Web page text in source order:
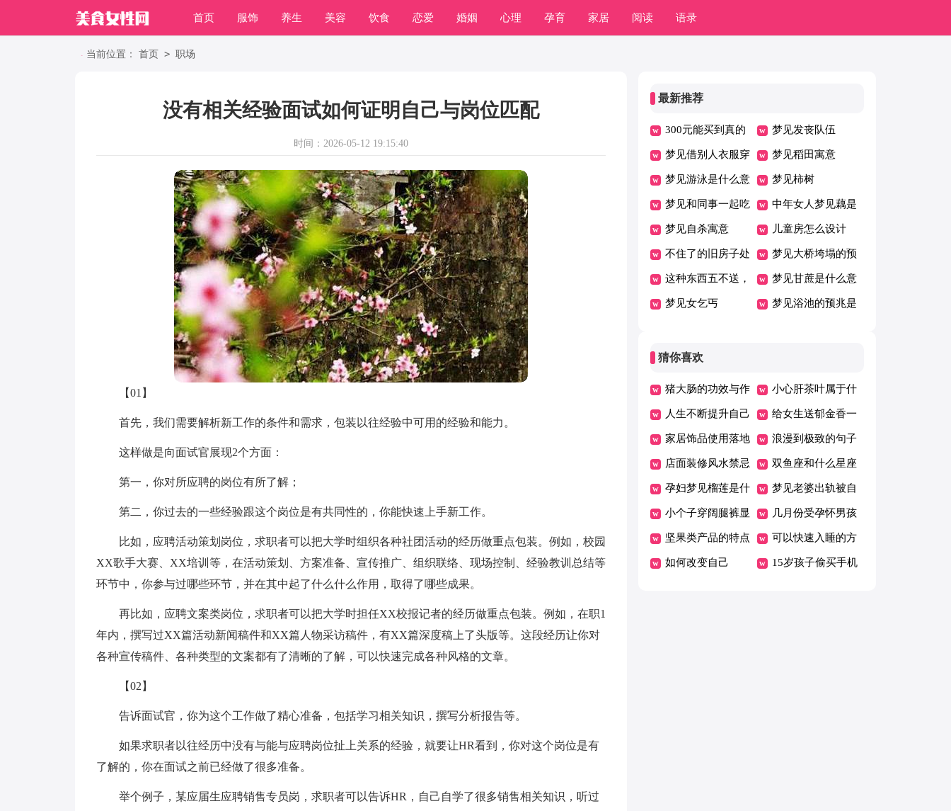
首页 服饰 养生 美容 饮食 恋爱 婚姻 心理 孕育 家居 阅读 语录
职场
当前位置： 首页 > 职场
没有相关经验面试如何证明自己与岗位匹配
时间：2026-05-12 19:15:40
【01】
首先，我们需要解析新工作的条件和需求，包装以往经验中可用的经验和能力。
这样做是向面试官展现2个方面：
第一，你对所应聘的岗位有所了解；
第二，你过去的一些经验跟这个岗位是有共同性的，你能快速上手新工作。
比如，应聘活动策划岗位，求职者可以把大学时组织各种社团活动的经历做重点包装。例如，校园
XX歌手大赛、XX培训等，在活动策划、方案准备、宣传推广、组织联络、现场控制、经验教训总结等
环节中，你参与过哪些环节，并在其中起了什么什么作用，取得了哪些成果。
再比如，应聘文案类岗位，求职者可以把大学时担任XX校报记者的经历做重点包装。例如，在职1
年内，撰写过XX篇活动新闻稿件和XX篇人物采访稿件，有XX篇深度稿上了头版等。这段经历让你对
各种宣传稿件、各种类型的文案都有了清晰的了解，可以快速完成各种风格的文章。
【02】
告诉面试官，你为这个工作做了精心准备，包括学习相关知识，撰写分析报告等。
如果求职者以往经历中没有与能与应聘岗位扯上关系的经验，就要让HR看到，你对这个岗位是有
了解的，你在面试之前已经做了很多准备。
举个例子，某应届生应聘销售专员岗，求职者可以告诉HR，自己自学了很多销售相关知识，听过
最新推荐
300元能买到真的
缅甸翡翠吗
梦见发丧队伍
梦见借别人衣服穿 梦见稻田寓意
梦见游泳是什么意
思
梦见柿树
梦见和同事一起吃
饭
中年女人梦见藕是
什么意思
梦见自杀寓意 儿童房怎么设计
不住了的旧房子处
理的几个禁忌
梦见大桥垮塌的预
兆
这种东西五不送，
送了人财空！
梦见甘蔗是什么意
思
梦见女乞丐 梦见浴池的预兆是
猜你喜欢
猪大肠的功效与作
用
小心肝茶叶属于什
么茶
人生不断提升自己
的句子
给女生送郁金香一
般送几朵
家居饰品使用落地
钟怎么样
浪漫到极致的句子
店面装修风水禁忌 双鱼座和什么星座
最好相配
孕妇梦见榴莲是什
么意思
梦见老婆出轨被自
己抓
小个子穿阔腿裤显
矮吗
几月份受孕怀男孩
的几率大
坚果类产品的特点 可以快速入睡的方
法
如何改变自己 15岁孩子偷买手机